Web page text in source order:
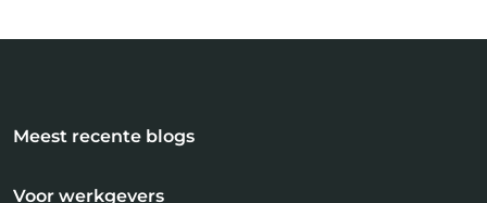
Meest recente blogs
Voor werkgevers